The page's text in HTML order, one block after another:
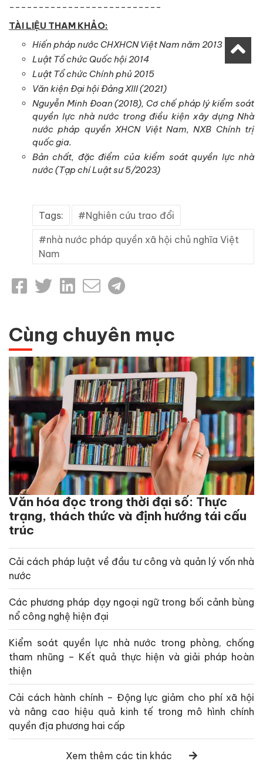
--------------------------
TÀI LIỆU THAM KHẢO:
Hiến pháp nước CHXHCN Việt Nam năm 2013
Luật Tổ chức Quốc hội 2014
Luật Tổ chức Chính phủ 2015
Văn kiện Đại hội Đảng XIII (2021)
Nguyễn Minh Đoan (2018), Cơ chế pháp lý kiểm soát
quyền lực nhà nước trong điều kiện xây dựng Nhà
nước pháp quyền XHCN Việt Nam, NXB Chính trị
quốc gia.
Bản chất, đặc điểm của kiểm soát quyền lực nhà
nước (Tạp chí Luật sư 5/2023)
Tags: Nghiên cứu trao đổi
nhà nước pháp quyền xã hội chủ nghĩa Việt
Nam
Cùng chuyên mục
Văn hóa đọc trong thời đại số: Thực
trạng, thách thức và định hướng tái cấu
trúc
Cải cách pháp luật về đầu tư công và quản lý vốn nhà
nước
Các phương pháp dạy ngoại ngữ trong bối cảnh bùng
nổ công nghệ hiện đại
Kiểm soát quyền lực nhà nước trong phòng, chống
tham nhũng – Kết quả thực hiện và giải pháp hoàn
thiện
Cải cách hành chính – Động lực giảm cho phí xã hội
và nâng cao hiệu quả kinh tế trong mô hình chính
quyền địa phương hai cấp
Xem thêm các tin khác